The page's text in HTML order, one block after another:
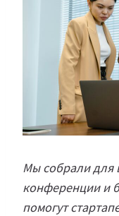
Мы собрали для
конференции и
помогут